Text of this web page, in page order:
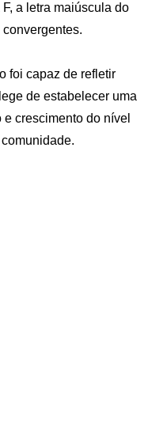
a letra maiúscula do
foi capaz de refletir
de estabelecer uma
crescimento do nível